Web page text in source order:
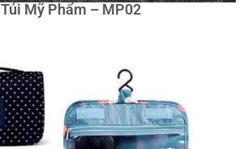
Túi Mỹ Phẩm – MP02